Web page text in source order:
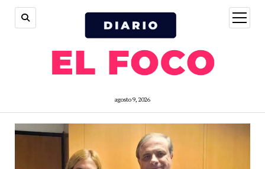
agosto 9, 2026
open
menu